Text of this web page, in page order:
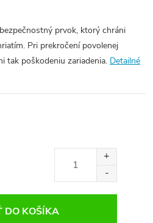
prvok, ktorý chráni
Pri prekročení povolenej
tak poškodeniu zariadenia. Detailné
DO KOŠÍKA